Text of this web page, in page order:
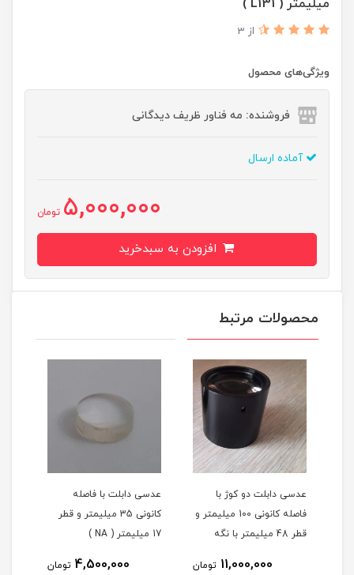
میلیمتر ( L131 )
از 3
ویژگی‌های محصول
فروشنده: مه فناور ظریف دیدگانی
آماده ارسال
5,000,000 تومان
محصولات مرتبط
عدسی دابلت دو کوژ با
فاصله کانونی 100 میلیمتر و
قطر 48 میلیمتر با نگه
11,000,000 تومان
عدسی دابلت با فاصله
کانونی 35 میلیمتر و قطر
17 میلیمتر ( NA )
4,500,000 تومان